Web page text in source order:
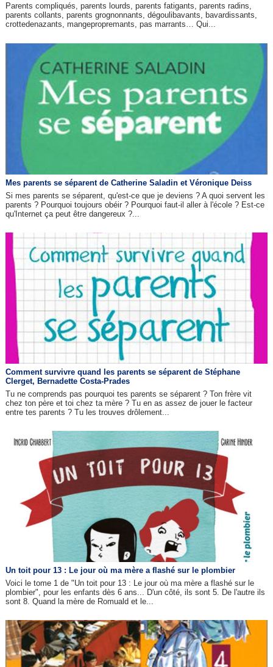
Parents compliqués, parents lourds, parents fatigants, parents radins,
parents collants, parents grognonnants, dégoulibavants, bavardissants,
crottedenazants, mangepropremants, pas marrants… Qui...
Mes parents se séparent de Catherine Saladin et Véronique Deiss
Si mes parents se séparent, qu'est-ce que je deviens ? A quoi servent les
parents ? Pourquoi toujours obéir ? Pourquoi faut-il aller à l'école ? Est-ce
qu'Internet ça peut être dangereux ?...
Comment survivre quand les parents se séparent de Stéphane
Clerget, Bernadette Costa-Prades
Tu ne comprends pas pourquoi tes parents se séparent ? Ton frère vit
chez ton père et toi chez ta mère ? Tu en as assez de jouer le facteur
entre tes parents ? Tu les trouves drôlement...
Un toit pour 13 : Le jour où ma mère a flashé sur le plombier
Voici le tome 1 de "Un toit pour 13 : Le jour où ma mère a flashé sur le
plombier", pour les enfants dès 6 ans... D'un côté, ils sont 5. De l'autre ils
sont 8. Quand la mère de Romuald et le...